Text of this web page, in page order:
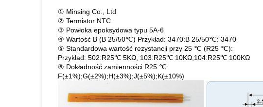
① Minsing Co., Ltd
② Termistor NTC
③ Powłoka epoksydowa typu 5A-6
④ Wartość B (B 25/50℃) Przykład: 3470:B 25/50℃: 3470
⑤ Standardowa wartość rezystancji przy 25 ℃ (R25 ℃):
Przykład: 502:R25℃ 5KΩ, 103:R25℃ 10KΩ,104:R25℃ 100KΩ
⑥ Dokładność zamienności R25 ℃:
F(±1%);G(±2%);H(±3%);J(±5%);K(±10%)